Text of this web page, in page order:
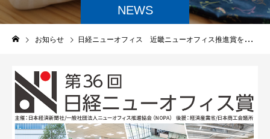
NEWS
お知らせ 日経ニューオフィス 近畿ニューオフィス推進賞を受賞致しました